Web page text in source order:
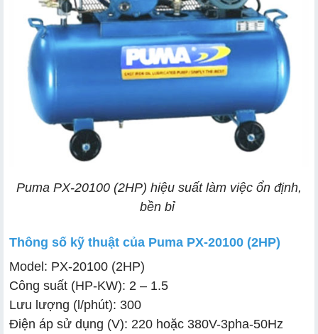
Puma PX-20100 (2HP) hiệu suất làm việc ổn định,
bền bỉ
Thông số kỹ thuật của Puma PX-20100 (2HP)
Model: PX-20100 (2HP)
Công suất (HP-KW): 2 – 1.5
Lưu lượng (l/phút): 300
Điện áp sử dụng (V): 220 hoặc 380V-3pha-50Hz